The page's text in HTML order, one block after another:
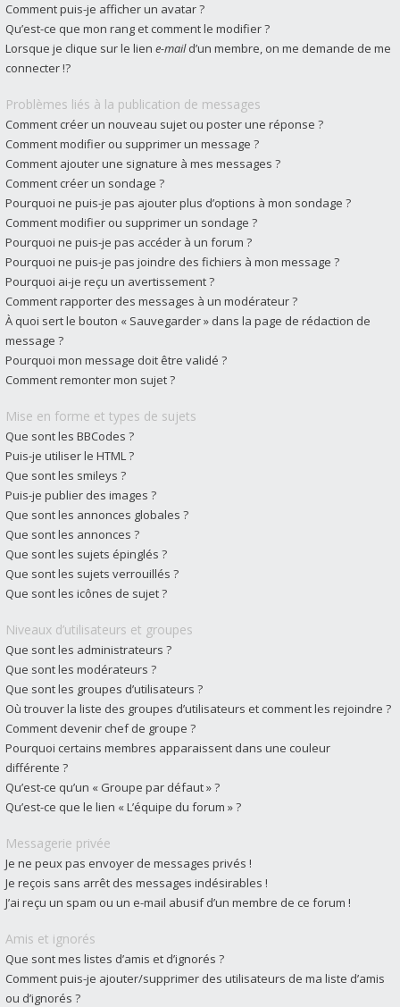
Comment puis-je afficher un avatar ?
Qu’est-ce que mon rang et comment le modifier ?
Lorsque je clique sur le lien e-maild’un membre, on me demande de me
connecter !?
Problèmes liés à la publication de messages
Comment créer un nouveau sujet ou poster une réponse ?
Comment modifier ou supprimer un message ?
Comment ajouter une signature à mes messages ?
Comment créer un sondage ?
Pourquoi ne puis-je pas ajouter plus d’options à mon sondage ?
Comment modifier ou supprimer un sondage ?
Pourquoi ne puis-je pas accéder à un forum ?
Pourquoi ne puis-je pas joindre des fichiers à mon message ?
Pourquoi ai-je reçu un avertissement ?
Comment rapporter des messages à un modérateur ?
À quoi sert le bouton « Sauvegarder » dans la page de rédaction de
message ?
Pourquoi mon message doit être validé ?
Comment remonter mon sujet ?
Mise en forme et types de sujets
Que sont les BBCodes ?
Puis-je utiliser le HTML ?
Que sont les smileys ?
Puis-je publier des images ?
Que sont les annonces globales ?
Que sont les annonces ?
Que sont les sujets épinglés ?
Que sont les sujets verrouillés ?
Que sont les icônes de sujet ?
Niveaux d’utilisateurs et groupes
Que sont les administrateurs ?
Que sont les modérateurs ?
Que sont les groupes d’utilisateurs ?
Où trouver la liste des groupes d’utilisateurs et comment les rejoindre ?
Comment devenir chef de groupe ?
Pourquoi certains membres apparaissent dans une couleur
différente ?
Qu’est-ce qu’un « Groupe par défaut » ?
Qu’est-ce que le lien « L’équipe du forum » ?
Messagerie privée
Je ne peux pas envoyer de messages privés !
Je reçois sans arrêt des messages indésirables !
J’ai reçu un spam ou un e-mail abusif d’un membre de ce forum !
Amis et ignorés
Que sont mes listes d’amis et d’ignorés ?
Comment puis-je ajouter/supprimer des utilisateurs de ma liste d’amis
ou d’ignorés ?